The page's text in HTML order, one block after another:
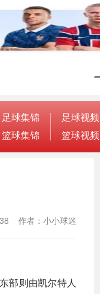
足球集锦
篮球集锦
足球视频
篮球视频
作者：小小球迷
部则由凯尔特人